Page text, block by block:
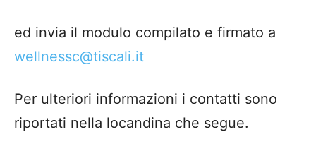
ed invia il modulo compilato e firmato a
wellnessc@tiscali.it
Per ulteriori informazioni i contatti sono
riportati nella locandina che segue.